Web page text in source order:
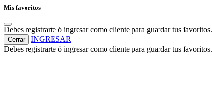
Mis favoritos
Debes registrarte ó ingresar como cliente para guardar tus favoritos.
Cerrar
INGRESAR
Debes registrarte ó ingresar como cliente para guardar tus favoritos.